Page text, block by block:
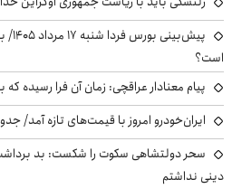
است؟
پیام معنادار عراقچی: زمان آن فرا رسیده
ایران‌خودرو امروز با قیمت‌های تازه آمد/ جدول جمعه ۱۶
سحر دولتشاهی سکوت را شکست: بد
دینی نداشتم